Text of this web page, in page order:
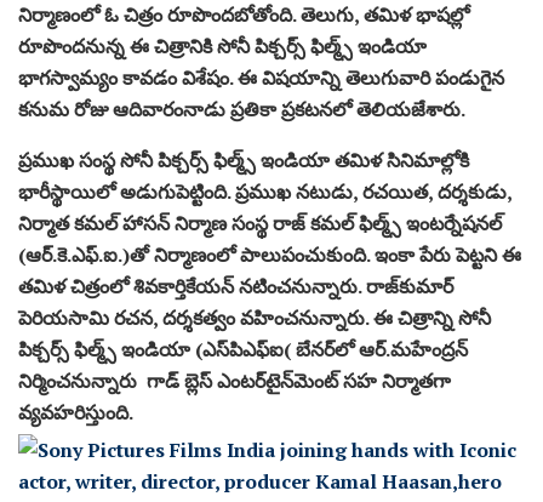
నిర్మాణంలో ఓ చిత్రం రూపొంద‌బోతోంది. తెలుగు, త‌మిళ‌ భాష‌ల్లో
రూపొంద‌నున్న ఈ చిత్రానికి సోనీ పిక్చర్స్ ఫిల్మ్స్ ఇండియా
భాగ‌స్వామ్యం కావ‌డం విశేషం. ఈ విష‌యాన్ని తెలుగువారి పండుగైన
క‌నుమ రోజు ఆదివారంనాడు ప్ర‌తికా ప్ర‌క‌ట‌న‌లో తెలియ‌జేశారు.
ప్ర‌ముఖ సంస్థ సోనీ పిక్చర్స్ ఫిల్మ్స్ ఇండియా తమిళ సినిమాల్లోకి
భారీస్థాయిలో అడుగుపెట్టింది. ప్రముఖ నటుడు, రచయిత, దర్శకుడు,
నిర్మాత కమల్ హాసన్ నిర్మాణ సంస్థ రాజ్ కమల్ ఫిల్మ్స్ ఇంటర్నేషనల్
(ఆర్‌.కె.ఎఫ్‌.ఐ.)తో నిర్మాణంలో పాలుపంచుకుంది. ఇంకా పేరు పెట్టని ఈ
తమిళ చిత్రంలో శివకార్తికేయన్ నటించనున్నారు. రాజ్‌కుమార్
పెరియసామి రచన, దర్శకత్వం వహించనున్నారు. ఈ చిత్రాన్ని సోనీ
పిక్చర్స్ ఫిల్మ్స్ ఇండియా (ఎస్‌పిఎఫ్‌ఐ( బేన‌ర్‌లో ఆర్.మహేంద్రన్
నిర్మించనున్నారు గాడ్ బ్లెస్ ఎంటర్‌టైన్‌మెంట్ సహ నిర్మాతగా
వ్యవహరిస్తుంది.